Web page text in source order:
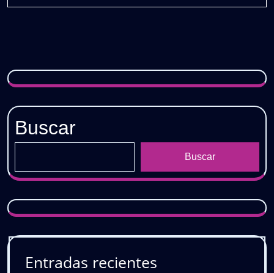
Buscar
Buscar
Entradas recientes